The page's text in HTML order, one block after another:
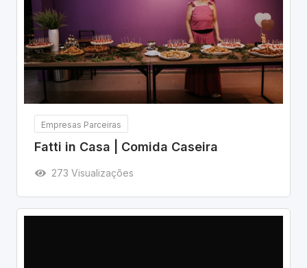
Empresas Parceiras
Fatti in Casa | Comida Caseira
273 Visualizações